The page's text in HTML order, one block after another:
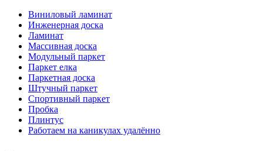
Виниловый ламинат
Инженерная доска
Ламинат
Массивная доска
Модульный паркет
Паркет елка
Паркетная доска
Штучный паркет
Спортивный паркет
Пробка
Плинтус
Работаем на каникулах удалённо